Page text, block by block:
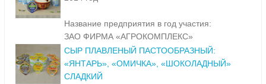
Название предприятия в год участия:
ЗАО ФИРМА «АГРОКОМПЛЕКС»
СЫР ПЛАВЛЕНЫЙ ПАСТООБРАЗНЫЙ:
«ЯНТАРЬ», «ОМИЧКА», «ШОКОЛАДНЫЙ»
СЛАДКИЙ